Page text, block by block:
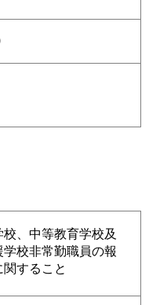
校、中等教育学校及
学校非常勤職員の報
すること